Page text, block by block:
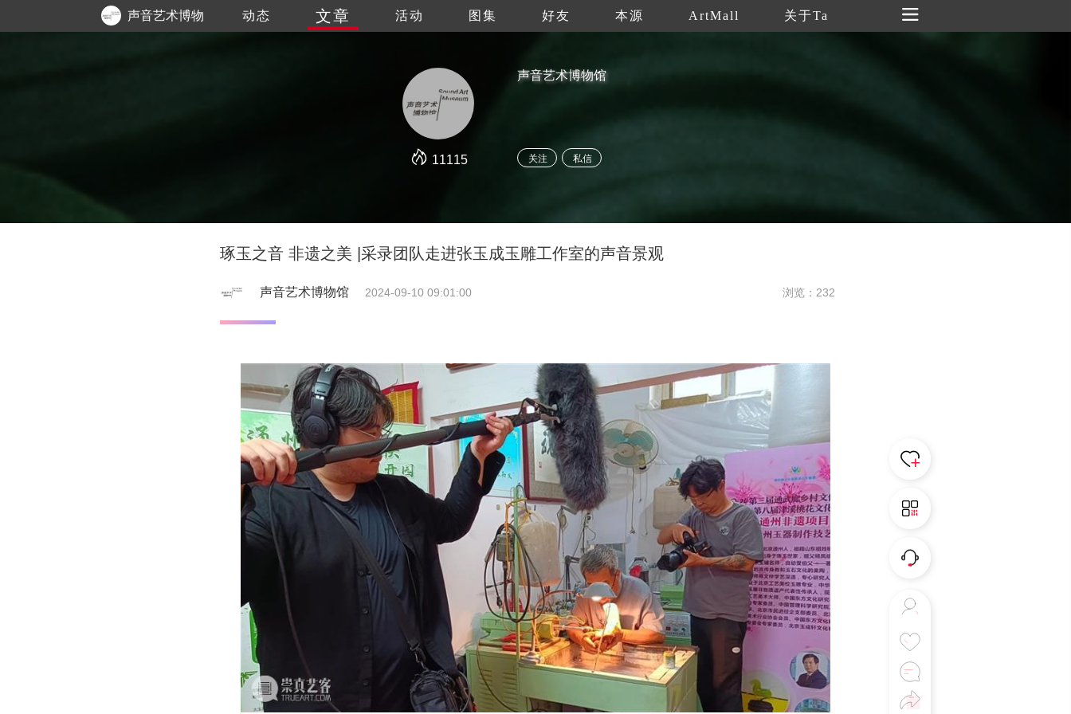
声音艺术博物 动态 文章 活动 图集 好友 本源 ArtMall 关于Ta
11115
声音艺术博物馆
关注 私信
琢玉之音 非遗之美 |采录团队走进张玉成玉雕工作室的声音景观
声音艺术博物馆 2024-09-10 09:01:00 浏览：232